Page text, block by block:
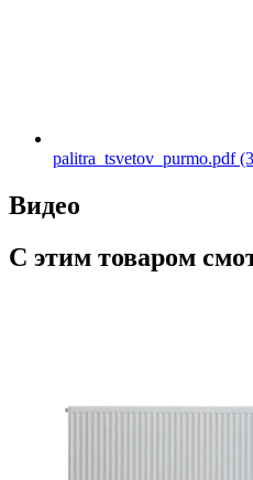
palitra_tsvetov_purmo.pdf
Видео
С этим товаром